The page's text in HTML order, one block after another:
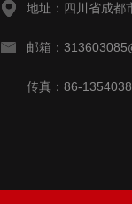
地址：四川省成都
邮箱：
传真：86-